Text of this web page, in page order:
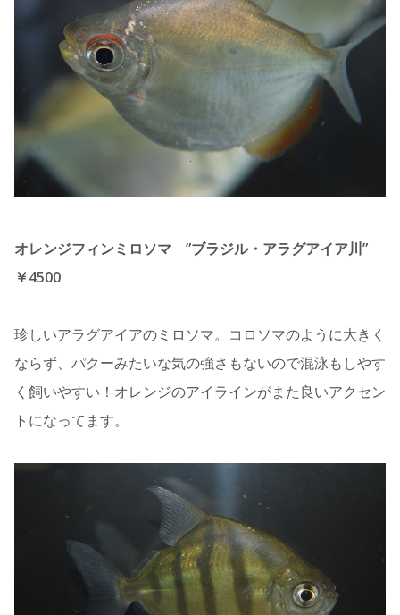
オレンジフィンミロソマ ”ブラジル・アラグアイア川”
￥4500
珍しいアラグアイアのミロソマ。コロソマのように大きく
ならず、パクーみたいな気の強さもないので混泳もしやす
く飼いやすい！オレンジのアイラインがまた良いアクセン
トになってます。